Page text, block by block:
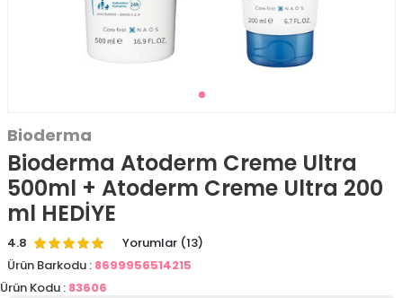
Bioderma
Bioderma Atoderm Creme Ultra
500ml + Atoderm Creme Ultra 200
ml HEDİYE
4.8
Yorumlar (13)
Ürün Barkodu : 8699956514215
Ürün Kodu : 83606